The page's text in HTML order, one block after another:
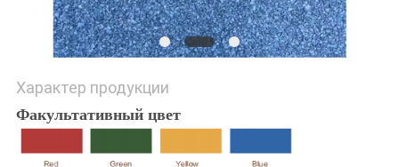
Характер продукции
Факультативный цвет